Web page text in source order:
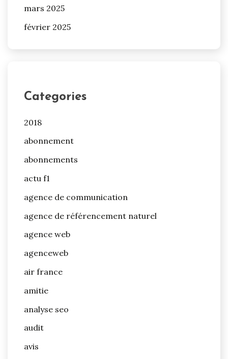
mars 2025
février 2025
Categories
2018
abonnement
abonnements
actu f1
agence de communication
agence de référencement naturel
agence web
agenceweb
air france
amitie
analyse seo
audit
avis